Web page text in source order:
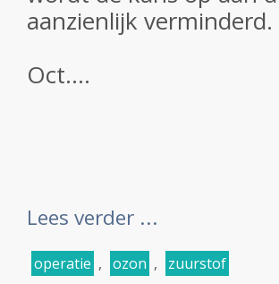
aanzienlijk verminderd.
Oct....
Lees verder ...
operatie , ozon , zuurstof